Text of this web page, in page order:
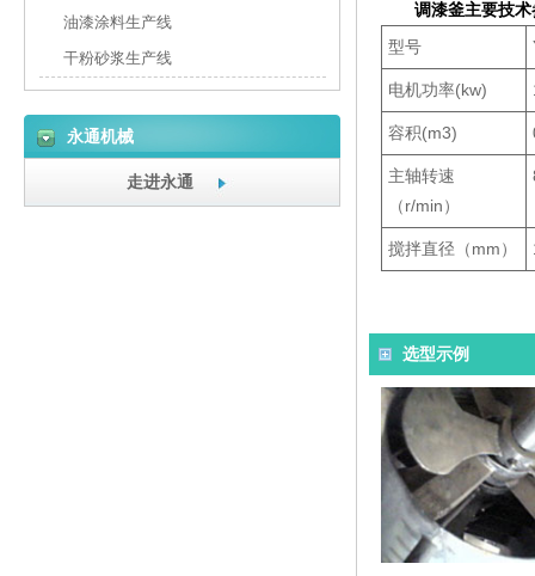
调漆釜主要技
型号
电机功率(kw)
容积(m3)
主轴转速
（r/min）
搅拌直径（mm）
选型示例
油漆涂料生产线
干粉砂浆生产线
永通机械
走进永通